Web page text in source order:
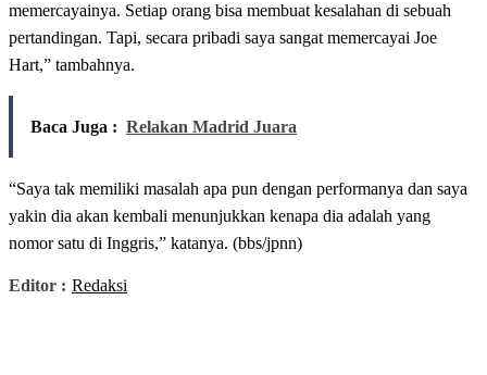
memercayainya. Setiap orang bisa membuat kesalahan di sebuah
pertandingan. Tapi, secara pribadi saya sangat memercayai Joe
Hart,” tambahnya.
Baca Juga : Relakan Madrid Juara
“Saya tak memiliki masalah apa pun dengan performanya dan saya
yakin dia akan kembali menunjukkan kenapa dia adalah yang
nomor satu di Inggris,” katanya. (bbs/jpnn)
Editor : Redaksi